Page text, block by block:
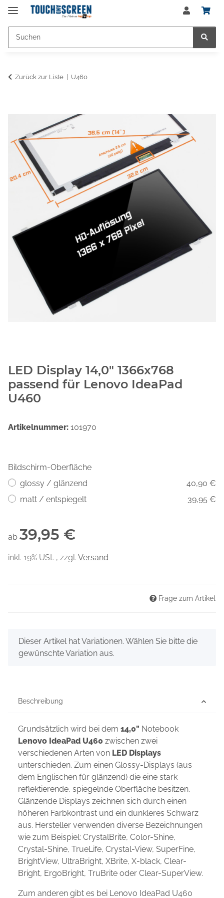
Zurück zur Liste U460
LED Display 14,0" 1366x768
passend für Lenovo IdeaPad
U460
Artikelnummer: 101970
Bildschirm-Oberfläche
glossy / glänzend
40,90 €
matt / entspiegelt
39,95 €
ab 39,95 €
inkl. 19% USt. , zzgl. Versand
Frage zum Artikel
x
Dieser Artikel hat Variationen. Wählen Sie bitte die
gewünschte Variation aus.
Beschreibung
Grundsätzlich wird bei dem 14,0" Notebook
Lenovo IdeaPad U460 zwischen zwei
verschiedenen Arten von LED Displays
unterschieden. Zum einen Glossy-Displays (aus
dem Englischen für glänzend) die eine stark
reflektierende, spiegelnde Oberfläche besitzen.
Glänzende Displays zeichnen sich durch einen
höheren Farbkontrast und ein dunkleres Schwarz
aus. Hersteller verwenden diverse Bezeichnungen
wie zum Beispiel: CrystalBrite, Color-Shine,
Crystal-Shine, TrueLife, Crystal-View, SuperFine,
BrightView, UltraBright, XBrite, X-black, Clear-
Bright, ErgoBright, TruBrite oder Clear-SuperView.
Zum anderen gibt es bei Lenovo IdeaPad U460